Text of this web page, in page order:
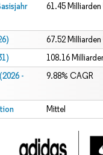
61.45
67.52
108.16
-
9.88% CAGR
Mittel
Wiederverwendung